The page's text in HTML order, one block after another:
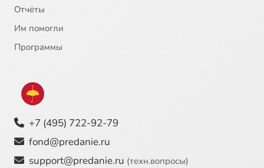
Отчёты
Им помогли
Программы
+7 (495) 722-92-79
fond@predanie.ru
support@predanie.ru (техн.вопросы)